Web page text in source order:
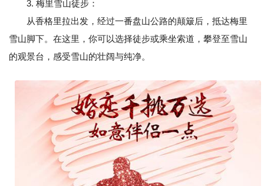
3. 梅里雪山徒步：
从香格里拉出发，经过一番盘山公路的颠簸后，抵达梅里
雪山脚下。在这里，你可以选择徒步或乘坐索道，攀登至雪山
的观景台，感受雪山的壮阔与纯净。